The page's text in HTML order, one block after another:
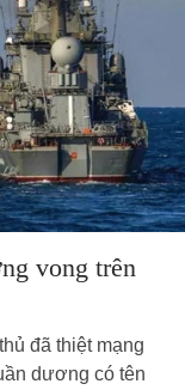
vong trên
đã thiệt mạng
dương có tên